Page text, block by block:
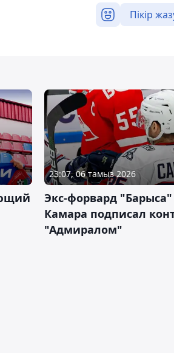
Пікір
23:07, 06 тамыз 2026
Экс-форвард "Барыса"
Камара подписал
"Адмиралом"